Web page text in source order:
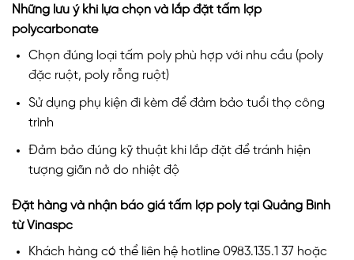
Những lưu ý khi lựa chọn và lắp đặt tấm lợp
polycarbonate
Chọn đúng loại tấm poly phù hợp với nhu cầu (poly
đặc ruột, poly rỗng ruột)
Sử dụng phụ kiện đi kèm để đảm bảo tuổi thọ công
trình
Đảm bảo đúng kỹ thuật khi lắp đặt để tránh hiện
tượng giãn nở do nhiệt độ
Đặt hàng và nhận báo giá tấm lợp poly tại Quảng Bình
từ Vinaspc
Khách hàng có thể liên hệ hotline 0983.135.1 37 hoặc